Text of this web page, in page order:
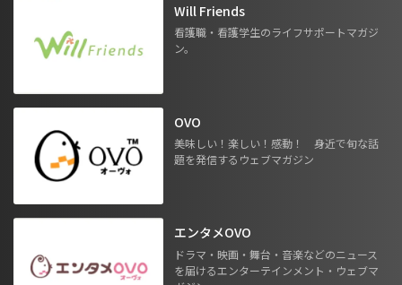
Will Friends
看護職・看護学生のライフサポートマガジ
ン。
OVO
美味しい！楽しい！感動！ 身近で旬な話
題を発信するウェブマガジン
エンタメOVO
ドラマ・映画・舞台・音楽などのニュース
を届けるエンターテインメント・ウェブマ